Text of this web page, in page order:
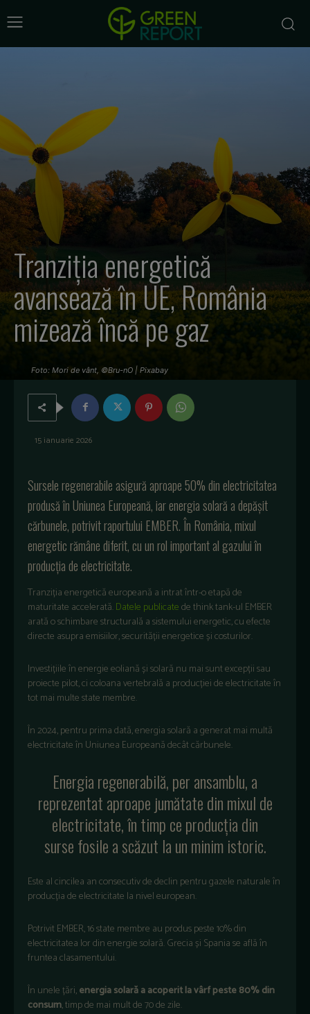
Tranziția energetică
avansează în UE, România
mizează încă pe gaz
Foto: Mori de vânt, ©Bru-nO | Pixabay
15 ianuarie 2026
Sursele regenerabile asigură aproape 50% din electricitatea
produsă în Uniunea Europeană, iar energia solară a depășit
cărbunele, potrivit raportului EMBER. În România, mixul
energetic rămâne diferit, cu un rol important al gazului în
producția de electricitate.
Tranziția energetică europeană a intratîntr-o etapă de
maturitate accelerată.Datele publicatede think tank-ul EMBER
arată o schimbare structurală a sistemului energetic, cu efecte
directe asupra emisiilor, securității energetice și costurilor.
Investițiileîn energie eoliană și solară nu mai sunt excepții sau
proiecte pilot, ci coloana vertebrală a producției de electricitateîn
tot mai multe state membre.
În 2024, pentru prima dată, energia solară a generat mai multă
electricitateîn Uniunea Europeană decât cărbunele.
Energia regenerabilă, per ansamblu, a
reprezentat aproape jumătate din mixul de
electricitate,în timp ce producția din
surse fosile a scăzut la un minim istoric.
Este al cincilea an consecutiv de declin pentru gazele naturaleîn
producția de electricitate la nivel european.
Potrivit EMBER, 16 state membre au produspeste 10% din
electricitatea lor din energie solară.Grecia și Spania se aflăîn
fruntea clasamentului.
În unelețări,energia solară a acoperit la vârf peste 80% din
consum, timp de mai mult de 70 de zile.